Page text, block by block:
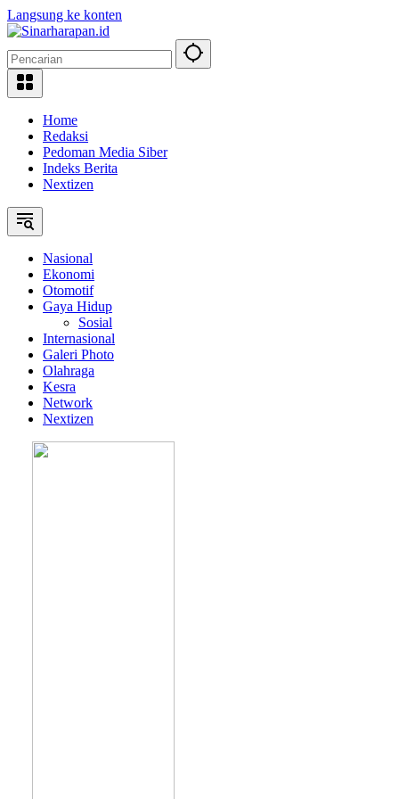
Langsung ke konten
Home
Redaksi
Pedoman Media Siber
Indeks Berita
Nextizen
Nasional
Ekonomi
Otomotif
Gaya Hidup
Sosial
Internasional
Galeri Photo
Olahraga
Kesra
Network
Nextizen